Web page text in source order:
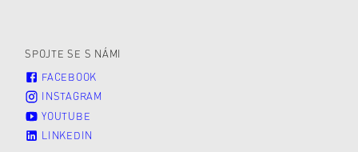
SPOJTE SE S NÁMI
FACEBOOK
INSTAGRAM
YOUTUBE
LINKEDIN